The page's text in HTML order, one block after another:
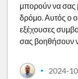
μπορούν να σας
δρόμο. Αυτός ο
εξέχουσες
σας βοηθήσουν
• 2024-